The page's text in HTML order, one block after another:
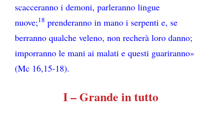
scacceranno i demoni, parleranno lingue
nuove;18 prenderanno in mano i serpenti e, se
berranno qualche veleno, non recherà loro danno;
imporranno le mani ai malati e questi guariranno»
(Mc 16,15-18).
I – Grande in tutto